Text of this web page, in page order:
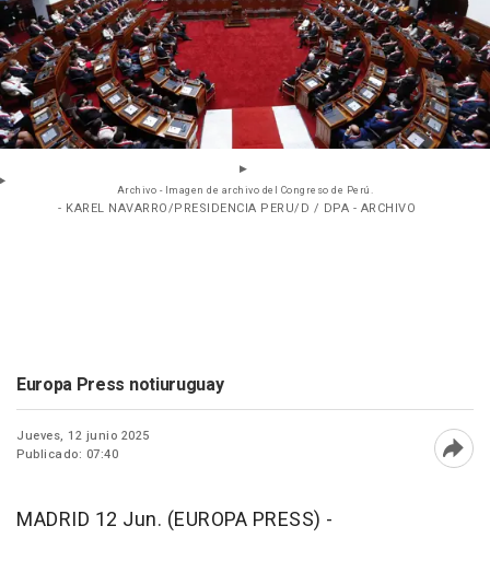
Archivo - Imagen de archivo del Congreso de Perú.
- KAREL NAVARRO/PRESIDENCIA PERU/D / DPA - ARCHIVO
Europa Press notiuruguay
Jueves, 12 junio 2025
Publicado: 07:40
MADRID 12 Jun. (EUROPA PRESS) -